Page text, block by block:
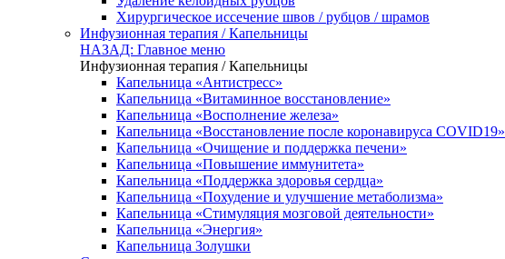
Хирургическое иссечение швов / рубцов / шрамов
Инфузионная терапия / Капельницы
НАЗАД: Главное меню
Инфузионная терапия / Капельницы
Капельница «Антистресс»
Капельница «Витаминное восстановление»
Капельница «Восполнение железа»
Капельница «Восстановление после коронавируса COVID19»
Капельница «Очищение и поддержка печени»
Капельница «Повышение иммунитета»
Капельница «Поддержка здоровья сердца»
Капельница «Похудение и улучшение метаболизма»
Капельница «Стимуляция мозговой деятельности»
Капельница «Энергия»
Капельница Золушки